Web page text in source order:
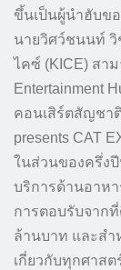
ขึ้นเป็นผู้นำฮับข
นายวิศว์ชนนท์ วิ
ไคซ์ (KICE) สา
Entertainment
คอนเสิร์ตสัญชา
presents CAT
ในส่วนของครึ่งปี
บริการด้านอาห
การตอบรับจาก
ล้านบาท และสำ
เกี่ยวกับทุกศาสต